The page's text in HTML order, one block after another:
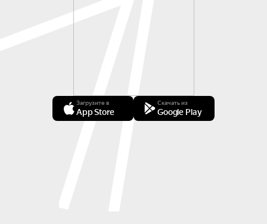
Загрузите в
App Store
Скачать из
Google Play